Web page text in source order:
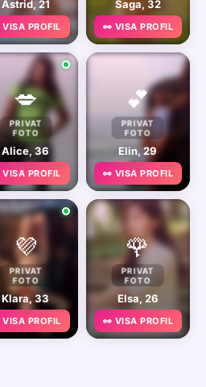
Astrid, 21
VISA PROFIL
Saga, 32
👀 VISA PROFIL
💋
PRIVAT
FOTO
Alice, 36
VISA PROFIL
💕
PRIVAT
FOTO
Elin, 29
👀 VISA PROFIL
💜
PRIVAT
FOTO
Klara, 33
VISA PROFIL
🌹
PRIVAT
FOTO
Elsa, 26
👀 VISA PROFIL